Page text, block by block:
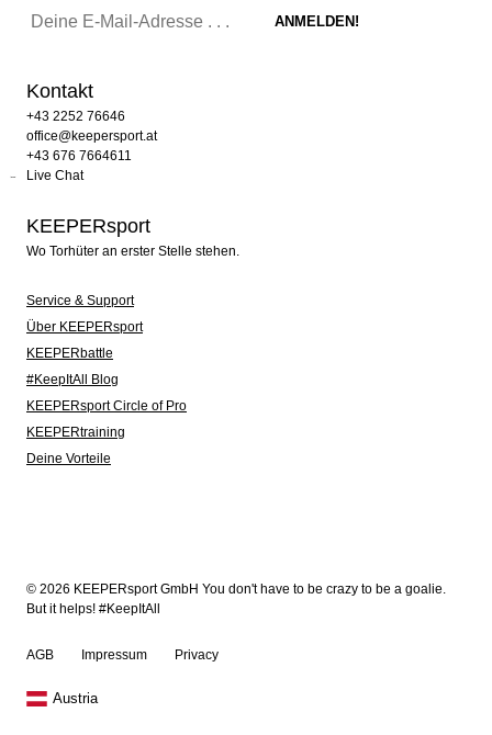
Kontakt
+43 2252 76646
office@keepersport.at
+43 676 7664611
Live Chat
KEEPERsport
Wo Torhüter an erster Stelle stehen.
Service & Support
Über KEEPERsport
KEEPERbattle
#KeepItAll Blog
KEEPERsport Circle of Pro
KEEPERtraining
Deine Vorteile
© 2026 KEEPERsport GmbH You don't have to be crazy to be a goalie.
But it helps! #KeepItAll
AGB Impressum Privacy
Austria